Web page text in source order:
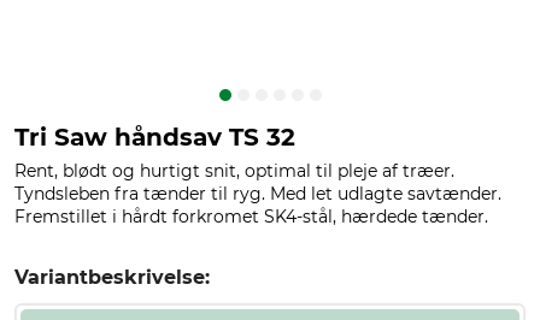
Tri Saw håndsav TS 32
Rent, blødt og hurtigt snit, optimal til pleje af træer.
Tyndsleben fra tænder til ryg. Med let udlagte savtænder.
Fremstillet i hårdt forkromet SK4-stål, hærdede tænder.
Variantbeskrivelse: